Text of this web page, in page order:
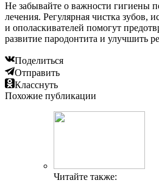
Не забывайте о важности гигиены
лечения. Регулярная чистка зубов,
и ополаскивателей помогут
развитие пародонтита и улучшить
Поделиться
Отправить
Класснуть
Похожие публикации
Читайте также: